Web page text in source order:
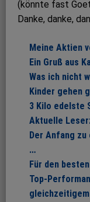
(könnte fast
Danke, danke,
Meine Aktien
Ein Gruß aus
Was ich nicht
Kinder gehen
3 Kilo edelste
Aktuelle
Der Anfang
…
Für den
Top-